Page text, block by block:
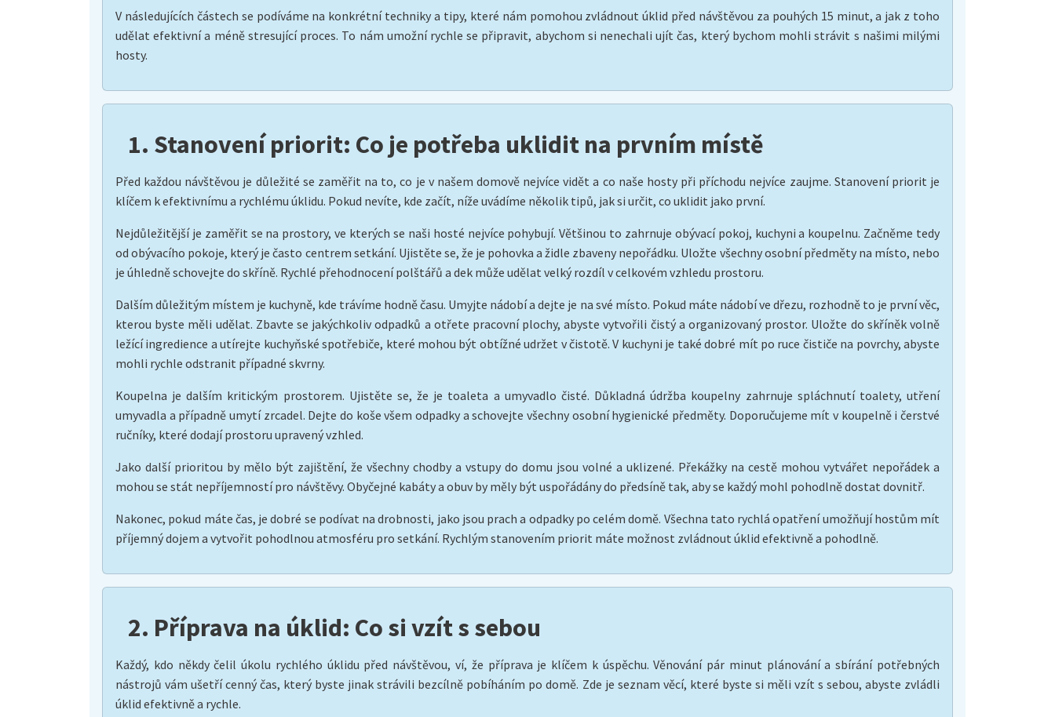
V následujících částech se podíváme na konkrétní techniky a tipy, které nám pomohou zvládnout úklid před návštěvou za pouhých 15 minut, a jak z toho
udělat efektivní a méně stresující proces. To nám umožní rychle se připravit, abychom si nenechali ujít čas, který bychom mohli strávit s našimi milými
hosty.
1. Stanovení priorit: Co je potřeba uklidit na prvním místě
Před každou návštěvou je důležité se zaměřit na to, co je v našem domově nejvíce vidět a co naše hosty při příchodu nejvíce zaujme. Stanovení priorit je
klíčem k efektivnímu a rychlému úklidu. Pokud nevíte, kde začít, níže uvádíme několik tipů, jak si určit, co uklidit jako první.
Nejdůležitější je zaměřit se na prostory, ve kterých se naši hosté nejvíce pohybují. Většinou to zahrnuje obývací pokoj, kuchyni a koupelnu. Začněme tedy
od obývacího pokoje, který je často centrem setkání. Ujistěte se, že je pohovka a židle zbaveny nepořádku. Uložte všechny osobní předměty na místo, nebo
je úhledně schovejte do skříně. Rychlé přehodnocení polštářů a dek může udělat velký rozdíl v celkovém vzhledu prostoru.
Dalším důležitým místem je kuchyně, kde trávíme hodně času. Umyjte nádobí a dejte je na své místo. Pokud máte nádobí ve dřezu, rozhodně to je první věc,
kterou byste měli udělat. Zbavte se jakýchkoliv odpadků a otřete pracovní plochy, abyste vytvořili čistý a organizovaný prostor. Uložte do skříněk volně
ležící ingredience a utírejte kuchyňské spotřebiče, které mohou být obtížné udržet v čistotě. V kuchyni je také dobré mít po ruce čističe na povrchy, abyste
mohli rychle odstranit případné skvrny.
Koupelna je dalším kritickým prostorem. Ujistěte se, že je toaleta a umyvadlo čisté. Důkladná údržba koupelny zahrnuje spláchnutí toalety, utření
umyvadla a případně umytí zrcadel. Dejte do koše všem odpadky a schovejte všechny osobní hygienické předměty. Doporučujeme mít v koupelně i čerstvé
ručníky, které dodají prostoru upravený vzhled.
Jako další prioritou by mělo být zajištění, že všechny chodby a vstupy do domu jsou volné a uklizené. Překážky na cestě mohou vytvářet nepořádek a
mohou se stát nepříjemností pro návštěvy. Obyčejné kabáty a obuv by měly být uspořádány do předsíně tak, aby se každý mohl pohodlně dostat dovnitř.
Nakonec, pokud máte čas, je dobré se podívat na drobnosti, jako jsou prach a odpadky po celém domě. Všechna tato rychlá opatření umožňují hostům mít
příjemný dojem a vytvořit pohodlnou atmosféru pro setkání. Rychlým stanovením priorit máte možnost zvládnout úklid efektivně a pohodlně.
2. Příprava na úklid: Co si vzít s sebou
Každý, kdo někdy čelil úkolu rychlého úklidu před návštěvou, ví, že příprava je klíčem k úspěchu. Věnování pár minut plánování a sbírání potřebných
nástrojů vám ušetří cenný čas, který byste jinak strávili bezcílně pobíháním po domě. Zde je seznam věcí, které byste si měli vzít s sebou, abyste zvládli
úklid efektivně a rychle.